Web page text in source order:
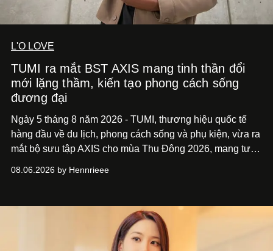
L'O LOVE
TUMI ra mắt BST AXIS mang tinh thần đổi
mới lặng thầm, kiến tạo phong cách sống
đương đại
Ngày 5 tháng 8 năm 2026 - TUMI, thương hiệu quốc tế
hàng đầu về du lịch, phong cách sống và phụ kiện, vừa ra
mắt bộ sưu tập AXIS cho mùa Thu Đông 2026, mang tư
và phong cách sống hiện đại bằng thiết kế sắc nét, chuẩn
08.06.2026 by Hennrieee